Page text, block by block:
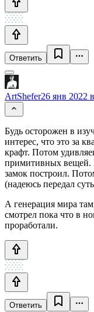
Ответить
ArtShefer26 янв 2022
Будь осторожен в
интерес, что это за
крафт. Потом
примитивных вещей.
замок построил.
(надеюсь передал
А генерация мира
смотрел пока что в
проработали.
Ответить